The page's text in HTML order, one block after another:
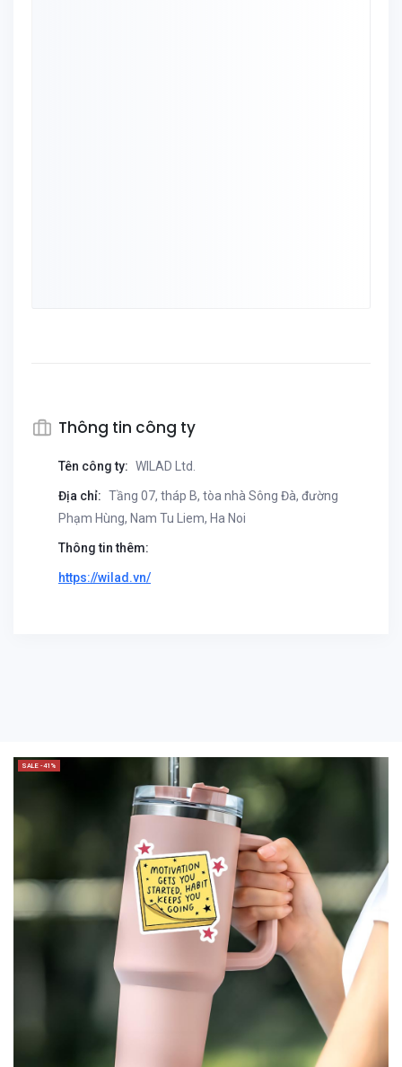
Thông tin công ty
Tên công ty: WILAD Ltd.
Địa chỉ: Tầng 07, tháp B, tòa nhà Sông Đà, đường
Phạm Hùng, Nam Tu Liem, Ha Noi
Thông tin thêm:
https://wilad.vn/
SALE -41%